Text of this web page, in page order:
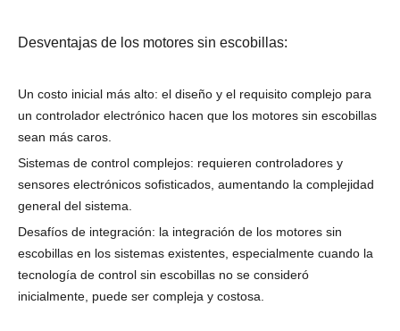
Desventajas de los motores sin escobillas:
Un costo inicial más alto: el diseño y el requisito complejo para
un controlador electrónico hacen que los motores sin escobillas
sean más caros.
Sistemas de control complejos: requieren controladores y
sensores electrónicos sofisticados, aumentando la complejidad
general del sistema.
Desafíos de integración: la integración de los motores sin
escobillas en los sistemas existentes, especialmente cuando la
tecnología de control sin escobillas no se consideró
inicialmente, puede ser compleja y costosa.